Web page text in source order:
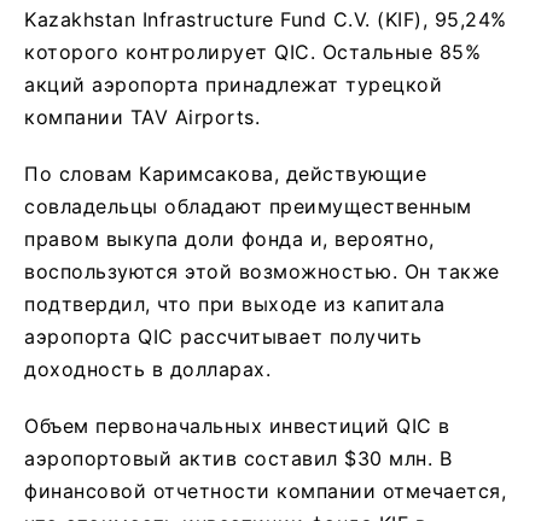
Kazakhstan Infrastructure Fund C.V. (KIF), 95,24%
которого контролирует QIC. Остальные 85%
акций аэропорта принадлежат турецкой
компании TAV Airports.
По словам Каримсакова, действующие
совладельцы обладают преимущественным
правом выкупа доли фонда и, вероятно,
воспользуются этой возможностью. Он также
подтвердил, что при выходе из капитала
аэропорта QIC рассчитывает получить
доходность в долларах.
Объем первоначальных инвестиций QIC в
аэропортовый актив составил $30 млн. В
финансовой отчетности компании отмечается,